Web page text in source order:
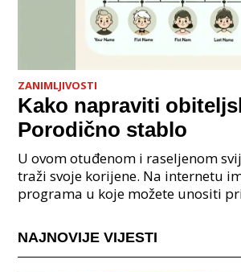
ZANIMLJIVOSTI
Kako napraviti
Porodično stablo
U ovom otuđenom i raseljenom
traži svoje korijene. Na internetu
programa u koje možete unositi
NAJNOVIJE VIJESTI